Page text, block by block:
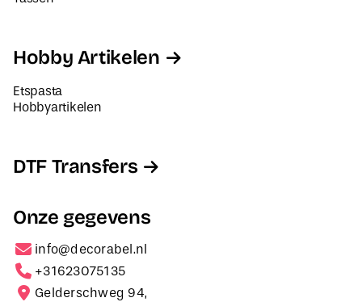
Hobby Artikelen
Etspasta
Hobbyartikelen
DTF Transfers
Onze gegevens
info@decorabel.nl
+31623075135
Gelderschweg 94,